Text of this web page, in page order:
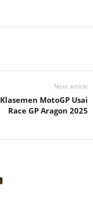
Next article
Klasemen MotoGP Usai
Race GP Aragon 2025